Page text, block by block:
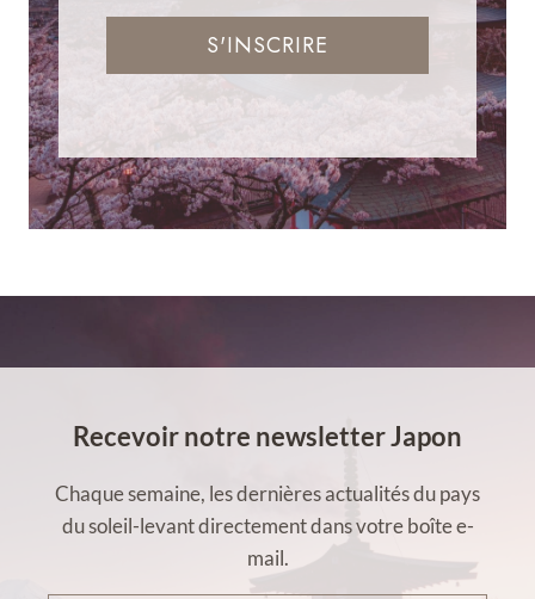
S'INSCRIRE
Recevoir notre newsletter Japon
Chaque semaine, les dernières actualités du pays
du soleil-levant directement dans votre boîte e-
mail.